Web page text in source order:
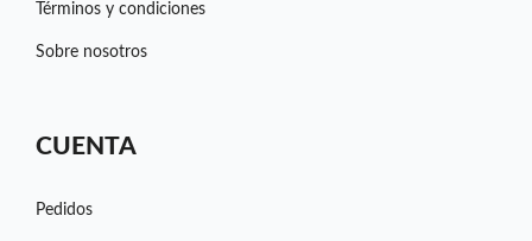
Términos y condiciones
Sobre nosotros
CUENTA
Pedidos